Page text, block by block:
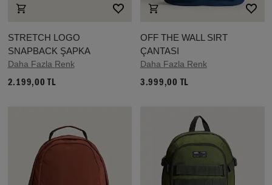
STRETCH LOGO
SNAPBACK ŞAPKA
Daha Fazla Renk
2.199,00 TL
OFF THE WALL SIRT
ÇANTASI
Daha Fazla Renk
3.999,00 TL